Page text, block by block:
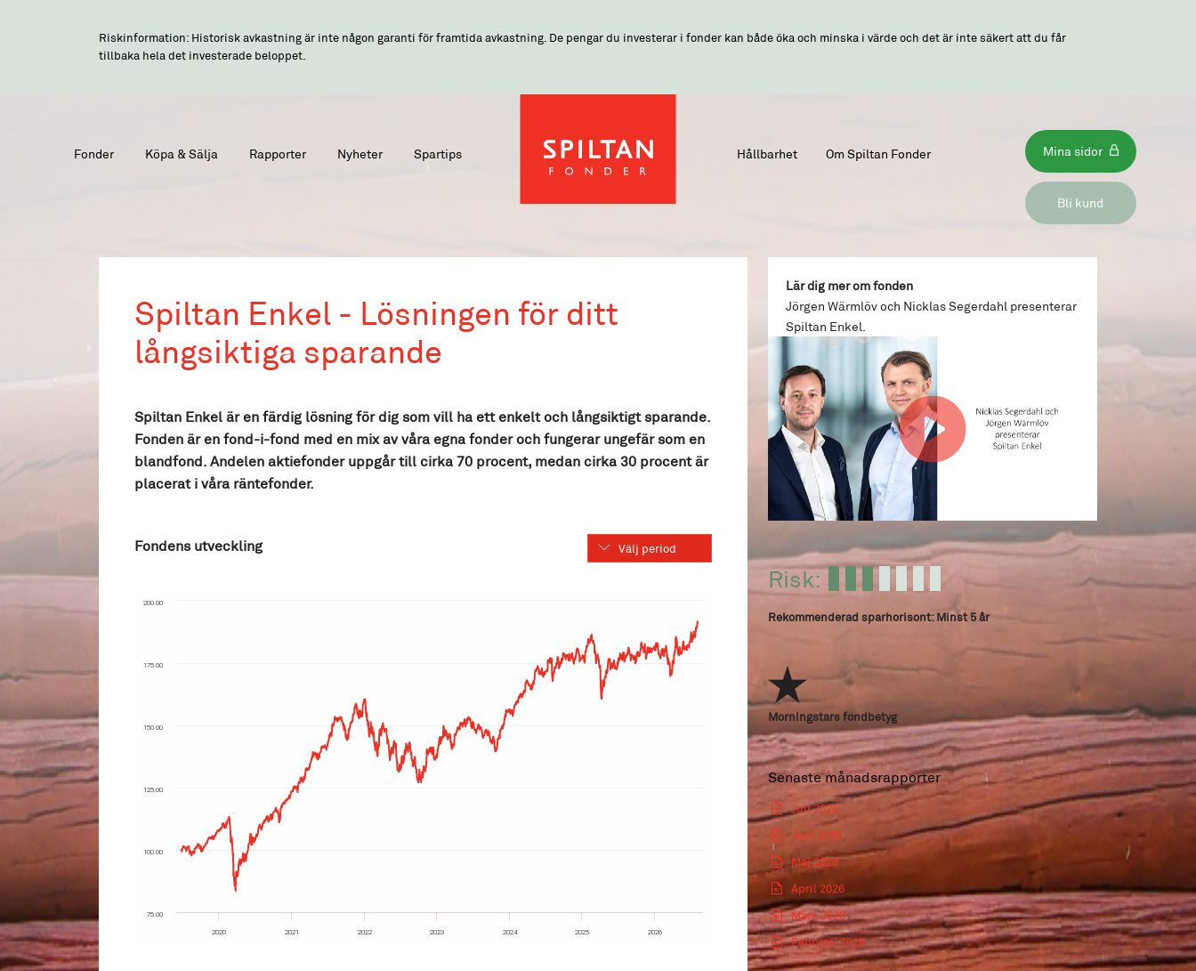
Riskinformation: Historisk avkastning är inte någon garanti för framtida avkastning. De pengar du investerar i fonder kan både öka och minska i värde och det är inte säkert att du får
tillbaka hela det investerade beloppet.
Bli kund
Mina sidor
Fonder Köpa & Sälja Rapporter Nyheter Spartips Om Spiltan Fonder
Hållbarhet
Spiltan Enkel - Lösningen för ditt
långsiktiga sparande
Spiltan Enkel är en färdig lösning för dig som vill ha ett enkelt och långsiktigt sparande.
Fonden är en fond-i-fond med en mix av våra egna fonder och fungerar ungefär som en
blandfond. Andelen aktiefonder uppgår till cirka 70 procent, medan cirka 30 procent är
placerat i våra räntefonder.
Fondens utveckling Välj period
2020 2021 2022 2023 2024 2025 2026
75.00
100.00
125.00
150.00
175.00
200.00
Lär dig mer om fonden
Jörgen Wärmlöv och Nicklas Segerdahl presenterar
Spiltan Enkel.
Risk:
Rekommenderad sparhorisont: Minst 5 år
Morningstars fondbetyg
Senaste månadsrapporter
Juli 2026
Juni 2026
Maj 2026
April 2026
Mars 2026
Februari 2026